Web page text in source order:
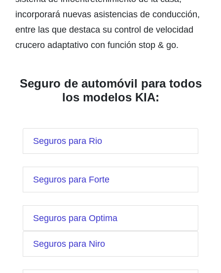
incorporará nuevas asistencias de conducción,
entre las que destaca su control de velocidad
crucero adaptativo con función stop & go.
Seguro de automóvil para todos
los modelos KIA:
Seguros para Rio
Seguros para Forte
Seguros para Optima
Seguros para Niro